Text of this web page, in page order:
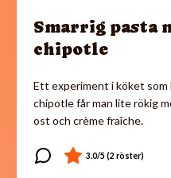
Smarrig pasta
chipotle
Ett experiment i köket
chipotle får man lite rökig
ost och crème fraîche.